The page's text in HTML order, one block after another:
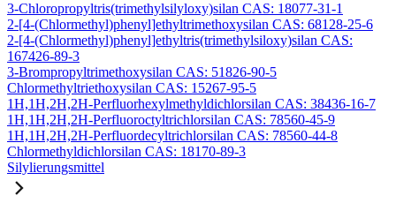
3-Chloropropyltris(trimethylsilyloxy)silan CAS: 18077-31-1
2-[4-(Chlormethyl)phenyl]ethyltrimethoxysilan CAS: 68128-25-6
2-[4-(Chlormethyl)phenyl]ethyltris(trimethylsiloxy)silan CAS:
167426-89-3
3-Brompropyltrimethoxysilan CAS: 51826-90-5
Chlormethyltriethoxysilan CAS: 15267-95-5
1H,1H,2H,2H-Perfluorhexylmethyldichlorsilan CAS: 38436-16-7
1H,1H,2H,2H-Perfluoroctyltrichlorsilan CAS: 78560-45-9
1H,1H,2H,2H-Perfluordecyltrichlorsilan CAS: 78560-44-8
Chlormethyldichlorsilan CAS: 18170-89-3
Silylierungsmittel